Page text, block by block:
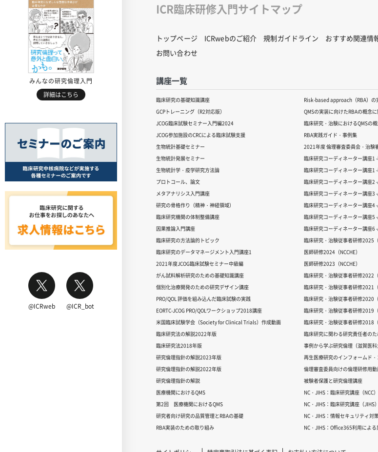
みんなの研究倫理入門
詳細はこちら
@ICRweb @ICR_bot
ICR臨床研修入門サイトマップ
トップページ ICRwebのご紹介 規制ガイドライン おすすめ関連情
お問い合わせ
講座一覧
臨床研究の基礎知識講座
GCPトレーニング（R2対応版）
JCOG臨床試験セミナー入門編2024
JCOG参加施設のCRCによる臨床試験支援
生物統計基礎セミナー
生物統計発展セミナー
生物統計学・疫学研究方法論
プロトコール、論文
メタアナリシス入門講座
研究の骨格作り（精神・神経領域）
臨床研究機関の体制整備講座
因果推論入門講座
臨床研究の方法論的トピック
臨床研究のデータマネージメント入門講座1
2021年度JCOG臨床試験セミナー中級編
がん試料解析研究のための基礎知識講座
個別化治療開発のための研究デザイン講座
PRO/QOL 評価を組み込んだ臨床試験の実践
EORTC-JCOG PRO/QOLワークショップ2018講座
米国臨床試験学会（Society for Clinical Trials）作成動画
臨床研究法の解説2022年版
臨床研究法2018年版
研究倫理指針の解説2023年版
研究倫理指針の解説2022年版
研究倫理指針の解説
医療機関におけるQMS
第2回 医療機関におけるQMS
研究者向け研究の品質管理とRBAの基礎
RBA実装のための取り組み
Risk-based approach（RBA）の
QMSの実装に向けたRBAの概念
臨床研究・治験におけるQMSの
RBA実践ガイド・事例集
2021年度 倫理審査委員会・治験
臨床研究コーディネーター講座1
臨床研究コーディネーター講座1
臨床研究コーディネーター講座2
臨床研究コーディネーター講座3
臨床研究コーディネーター講座4
臨床研究コーディネーター講座5
臨床研究コーディネーター講座6
臨床研究・治験従事者研修2025（
医師研修2024（NCCHE）
医師研修2023（NCCHE）
臨床研究・治験従事者研修2022（
臨床研究・治験従事者研修2021（
臨床研究・治験従事者研修2020（
臨床研究・治験従事者研修2019（
臨床研究・治験従事者研修2018（
臨床研究に関わる研究責任者の
事例から学ぶ研究倫理（滋賀医科
再生医療研究のインフォームド
倫理審査委員向けの倫理研修用動
被験者保護と研究倫理講座
NC・JIHS：臨床研究講座（NCC）
NC・JIHS：臨床研究講座（JIHS）
NC・JIHS：情報セキュリティ対
NC・JIHS：Office365利用による